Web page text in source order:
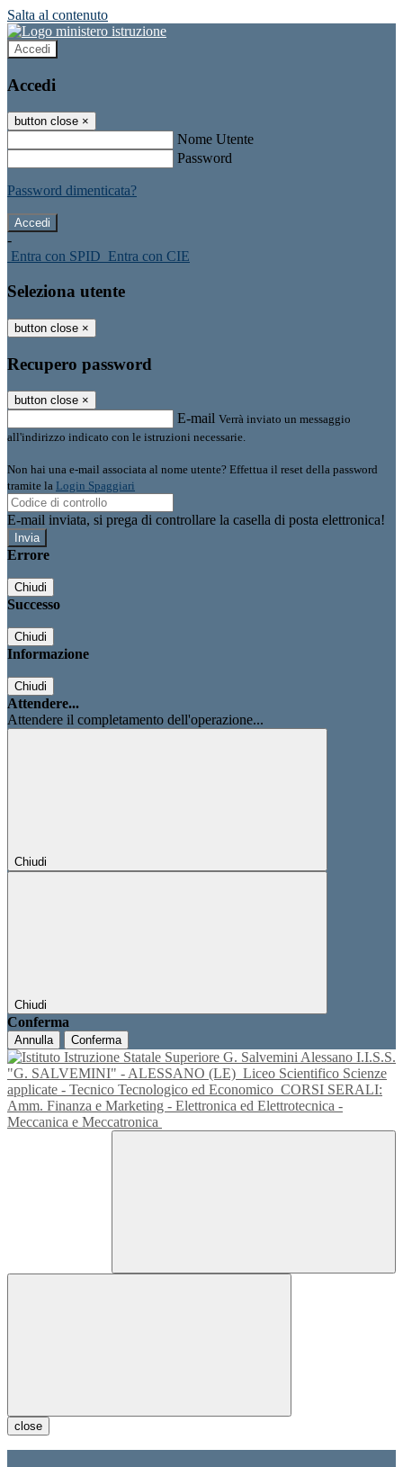
Salta al contenuto
Accedi
Accedi
button close ×
Nome Utente
Password
Password dimenticata?
-
Entra con SPID Entra con CIE
Seleziona utente
button close ×
Recupero password
button close ×
E-mail Verrà inviato un messaggio
all'indirizzo indicato con le istruzioni necessarie.
Non hai una e-mail associata al nome utente? Effettua il reset della password
tramite la Login Spaggiari
E-mail inviata, si prega di controllare la casella di posta elettronica!
Errore
Chiudi
Successo
Chiudi
Informazione
Chiudi
Attendere...
Attendere il completamento dell'operazione...
Chiudi
Chiudi
Conferma
Annulla Conferma
I.I.S.S.
"G. SALVEMINI" - ALESSANO (LE) Liceo Scientifico Scienze
applicate - Tecnico Tecnologico ed Economico CORSI SERALI:
Amm. Finanza e Marketing - Elettronica ed Elettrotecnica -
Meccanica e Meccatronica
close